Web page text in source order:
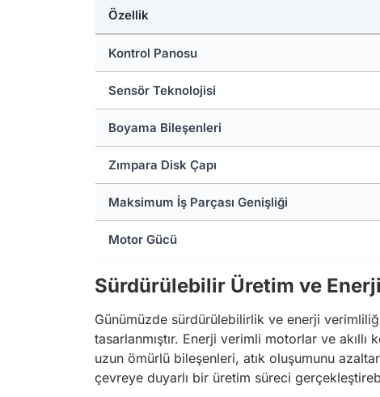
Özellik
Kontrol Panosu
Sensör Teknolojisi
Boyama Bileşenleri
Zımpara Disk Çapı
Maksimum İş Parçası Genişliği
Motor Gücü
Sürdürülebilir Üretim ve
Günümüzde sürdürülebilirlik ve enerji
tasarlanmıştır. Enerji verimli motorlar ve
uzun ömürlü bileşenleri, atık oluşumunu
çevreye duyarlı bir üretim süreci